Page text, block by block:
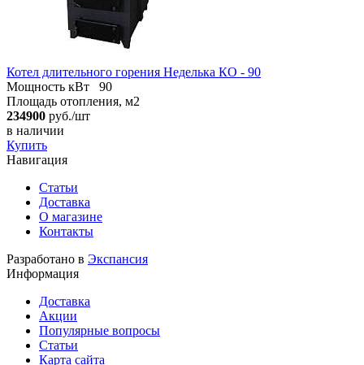
Котел длительного горения Неделька КО - 90
Мощность кВт
90
Площадь отопления, м2
234900 руб./шт
в наличии
Купить
Навигация
Статьи
Доставка
О магазине
Контакты
Разработано в Экспансия
Информация
Доставка
Акции
Популярные вопросы
Статьи
Карта сайта